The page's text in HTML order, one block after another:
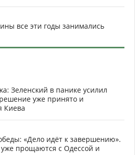
все эти годы занимались
Зеленский в панике усилил
уже принято и
Киева
«Дело идёт к завершению».
прощаются с Одессой и